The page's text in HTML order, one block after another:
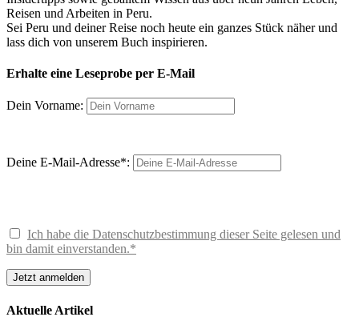
Reisen und Arbeiten in Peru.
Sei Peru und deiner Reise noch heute ein ganzes Stück näher und
lass dich von unserem Buch inspirieren.
Erhalte eine Leseprobe per E-Mail
Dein Vorname:
Deine E-Mail-Adresse*:
Ich habe die Datenschutzbestimmung dieser Seite gelesen und
bin damit einverstanden.*
Aktuelle Artikel